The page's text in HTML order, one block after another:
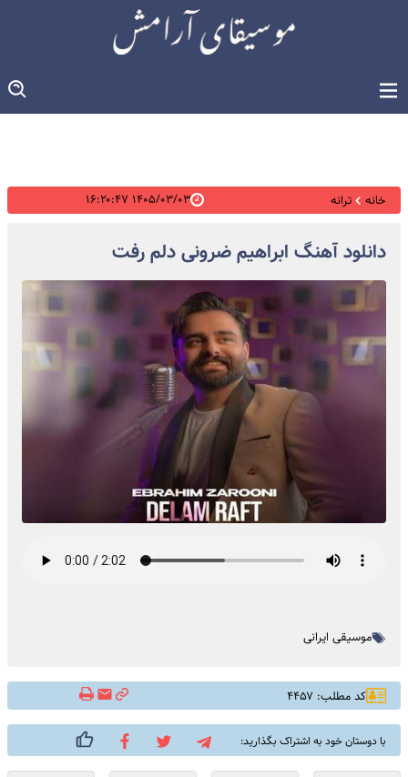
خانه ترانه ۱۴۰۵/۰۳/۰۳ ۱۶:۲۰:۴۷
دانلود آهنگ ابراهیم ضرونی دلم رفت
موسیقی ایرانی
کد مطلب: ۴۴۵۷
با دوستان خود به اشتراک بگذارید: